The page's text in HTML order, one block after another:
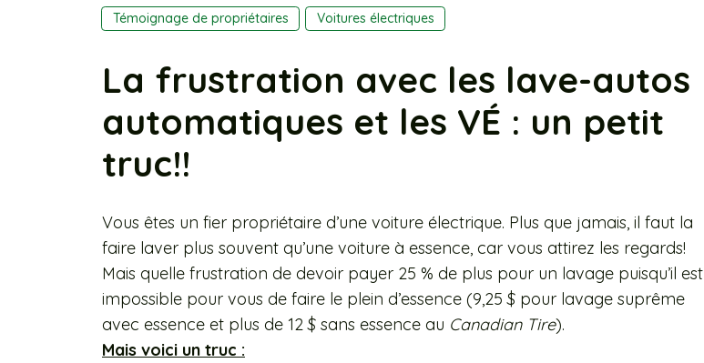
Témoignage de propriétaires Voitures électriques
La frustration avec les lave-autos
automatiques et les VÉ : un petit
truc!!
Vous êtes un fier propriétaire d’une voiture électrique. Plus que jamais, il faut la
faire laver plus souvent qu’une voiture à essence, car vous attirez les regards!
Mais quelle frustration de devoir payer 25 % de plus pour un lavage puisqu’il est
impossible pour vous de faire le plein d’essence (9,25 $ pour lavage suprême
avec essence et plus de 12 $ sans essence au Canadian Tire).
Mais voici un truc :